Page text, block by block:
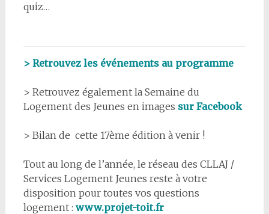
quiz…
> Retrouvez les événements au programme
> Retrouvez également la Semaine du
Logement des Jeunes en images sur Facebook
> Bilan de cette 17ème édition à venir !
Tout au long de l’année, le réseau des CLLAJ /
Services Logement Jeunes reste à votre
disposition pour toutes vos questions
logement : www.projet-toit.fr